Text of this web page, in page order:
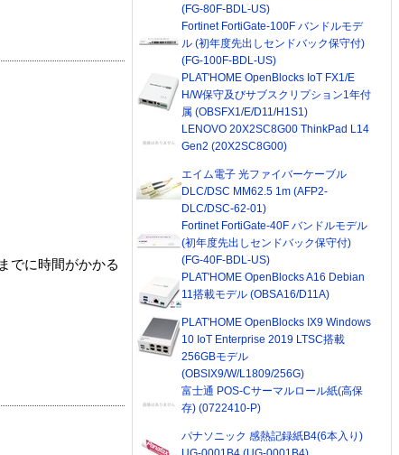
でに時間がかかる
(FG-80F-BDL-US)
Fortinet FortiGate-100F バンドルモデ
ル (初年度先出しセンドバック保守付)
(FG-100F-BDL-US)
PLAT'HOME OpenBlocks IoT FX1/E
H/W保守及びサブスクリプション1年付
属 (OBSFX1/E/D11/H1S1)
LENOVO 20X2SC8G00 ThinkPad L14
Gen2 (20X2SC8G00)
エイム電子 光ファイバーケーブル
DLC/DSC MM62.5 1m (AFP2-
DLC/DSC-62-01)
Fortinet FortiGate-40F バンドルモデル
(初年度先出しセンドバック保守付)
(FG-40F-BDL-US)
PLAT'HOME OpenBlocks A16 Debian
11搭載モデル (OBSA16/D11A)
PLAT'HOME OpenBlocks IX9 Windows
10 IoT Enterprise 2019 LTSC搭載
256GBモデル
(OBSIX9/W/L1809/256G)
富士通 POS-Cサーマルロール紙(高保
存) (0722410-P)
パナソニック 感熱記録紙B4(6本入り)